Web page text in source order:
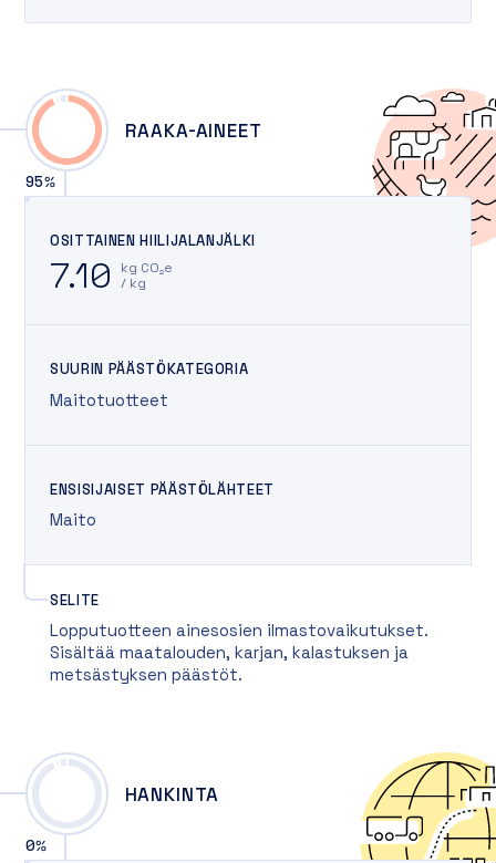
95%
RAAKA-AINEET
OSITTAINEN HIILIJALANJÄLKI
7.10
kg CO₂e
/ kg
SUURIN PÄÄSTÖKATEGORIA
Maitotuotteet
ENSISIJAISET PÄÄSTÖLÄHTEET
Maito
SELITE
Lopputuotteen ainesosien ilmastovaikutukset.
Sisältää maatalouden, karjan, kalastuksen ja
metsästyksen päästöt.
0%
HANKINTA